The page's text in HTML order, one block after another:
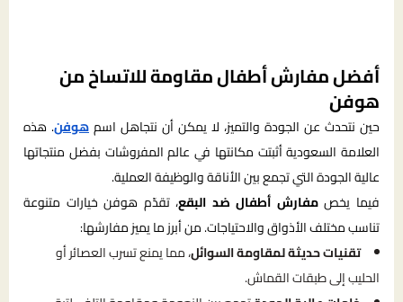
أفضل مفارش أطفال مقاومة للاتساخ من
هوفن
حين نتحدث عن الجودة والتميز، لا يمكن أن نتجاهل اسمهوفن. هذه
العلامة السعودية أثبتت مكانتها في عالم المفروشات بفضل منتجاتها
عالية الجودة التي تجمع بين الأناقة والوظيفة العملية.
فيما يخصمفارش أطفال ضد البقع، تقدّم هوفن خيارات متنوعة
تناسب مختلف الأذواق والاحتياجات. من أبرز ما يميز مفارشها:
تقنيات حديثة لمقاومة السوائل، مما يمنع تسرب العصائر أو
الحليب إلى طبقات القماش.